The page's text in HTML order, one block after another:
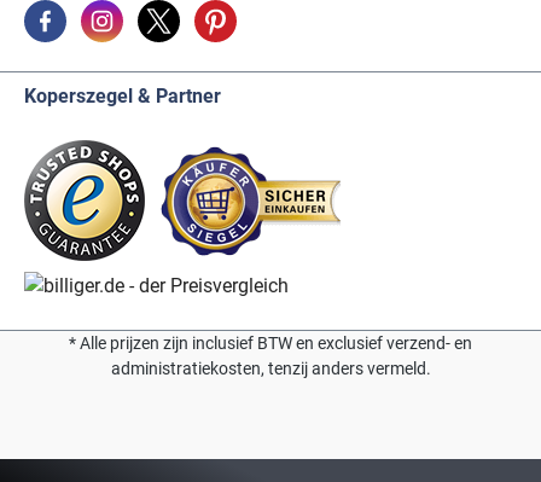
Koperszegel & Partner
* Alle prijzen zijn inclusief BTW en exclusief verzend- en
administratiekosten, tenzij anders vermeld.